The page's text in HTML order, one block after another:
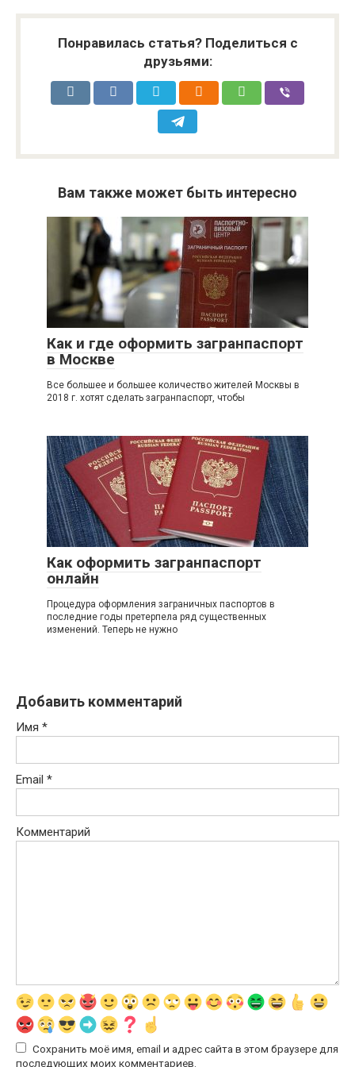
Понравилась статья? Поделиться с
друзьями:
Вам также может быть интересно
Как и где оформить загранпаспорт
в Москве
Все большее и большее количество жителей Москвы в
2018 г. хотят сделать загранпаспорт, чтобы
Как оформить загранпаспорт
онлайн
Процедура оформления заграничных паспортов в
последние годы претерпела ряд существенных
изменений. Теперь не нужно
Добавить комментарий
Имя *
Email *
Комментарий
Сохранить моё имя, email и адрес сайта в этом браузере для
последующих моих комментариев.